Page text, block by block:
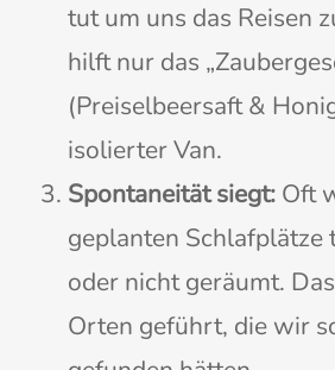
tut um uns das Reisen
hilft nur das
(Preiselbeersaft &
isolierter Van.
Spontaneität siegt:Oft
geplanten Schlafplätze
oder nicht geräumt.
Orten geführt, die wir